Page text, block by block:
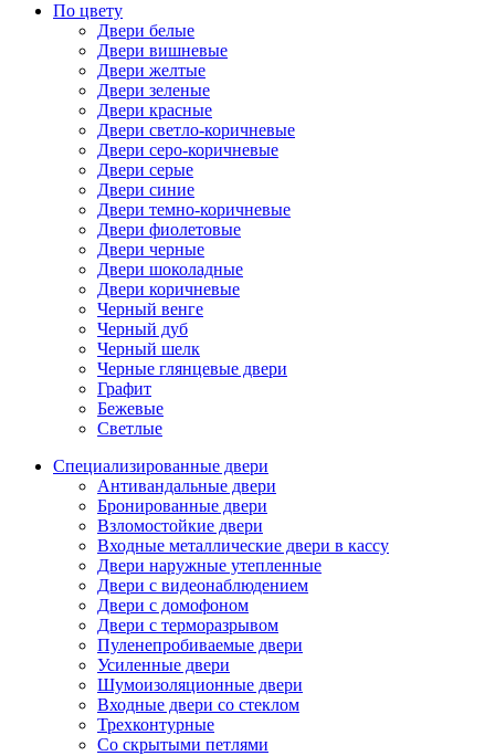
По цвету
Двери белые
Двери вишневые
Двери желтые
Двери зеленые
Двери красные
Двери светло-коричневые
Двери серо-коричневые
Двери серые
Двери синие
Двери темно-коричневые
Двери фиолетовые
Двери черные
Двери шоколадные
Двери коричневые
Черный венге
Черный дуб
Черный шелк
Черные глянцевые двери
Графит
Бежевые
Светлые
Специализированные двери
Антивандальные двери
Бронированные двери
Взломостойкие двери
Входные металлические двери в кассу
Двери наружные утепленные
Двери с видеонаблюдением
Двери с домофоном
Двери с терморазрывом
Пуленепробиваемые двери
Усиленные двери
Шумоизоляционные двери
Входные двери со стеклом
Трехконтурные
Со скрытыми петлями